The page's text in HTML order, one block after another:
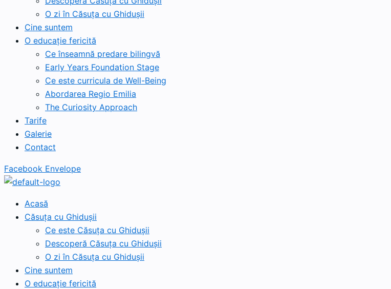
O zi în Căsuța cu Ghidușii
Cine suntem
O educație fericită
Ce înseamnă predare bilingvă
Early Years Foundation Stage
Ce este curricula de Well-Being
Abordarea Regio Emilia
The Curiosity Approach
Tarife
Galerie
Contact
Facebook Envelope
Acasă
Căsuța cu Ghidușii
Ce este Căsuța cu Ghidușii
Descoperă Căsuța cu Ghidușii
O zi în Căsuța cu Ghidușii
Cine suntem
O educație fericită